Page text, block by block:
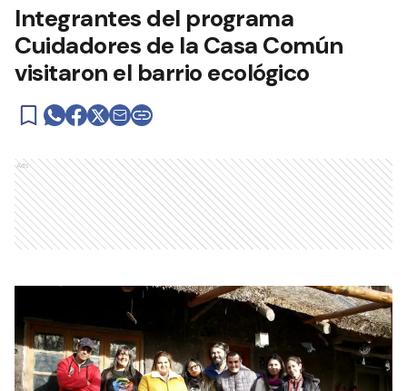
Integrantes del programa
Cuidadores de la Casa Común
visitaron el barrio ecológico
Ads